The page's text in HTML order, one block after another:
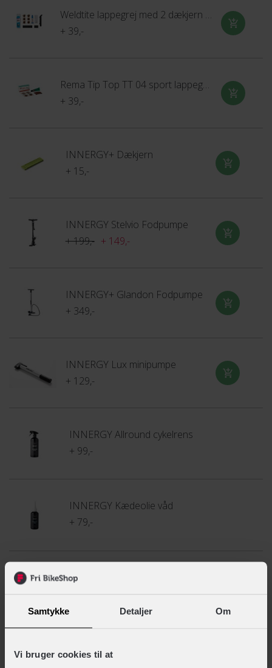
Samtykke Detaljer Om
Vi bruger cookies til at
Weldtite lappegrej med 2 dækjern og 6 lapper
+ 39,-
Rema Tip Top TT 04 sport lappegrej med 6 lapper
+ 39,-
INNERGY+ Dækjern
+ 15,-
INNERGY Stelvio Fodpumpe
+ 199,- + 149,-
INNERGY+ Glandon Fodpumpe
+ 349,-
INNERGY Lux minipumpe
+ 129,-
INNERGY Allround cykelrens
+ 99,-
INNERGY Kædeolie våd
+ 79,-
INNERGY Mikrofiberklude 3-pak
INNERGY Kædeolie tør